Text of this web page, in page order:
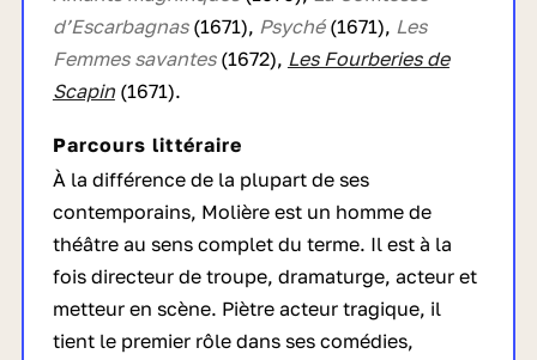
d’Escarbagnas (1671), Psyché (1671), Les
Femmes savantes(1672), Les Fourberies de
Scapin (1671).
Parcours littéraire
À la différence de la plupart de ses
contemporains, Molière est un homme de
théâtre au sens complet du terme. Il est à la
fois directeur de troupe, dramaturge, acteur et
metteur en scène. Piètre acteur tragique, il
tient le premier rôle dans ses comédies,